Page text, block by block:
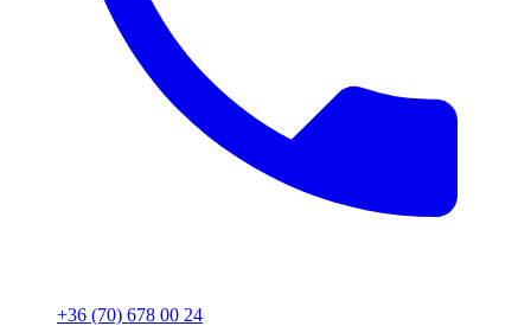
+36 (70) 678 00 24